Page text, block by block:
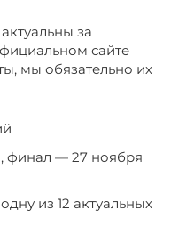
за
сайте
мы обязательно их
финал — 27 ноября
из 12 актуальных